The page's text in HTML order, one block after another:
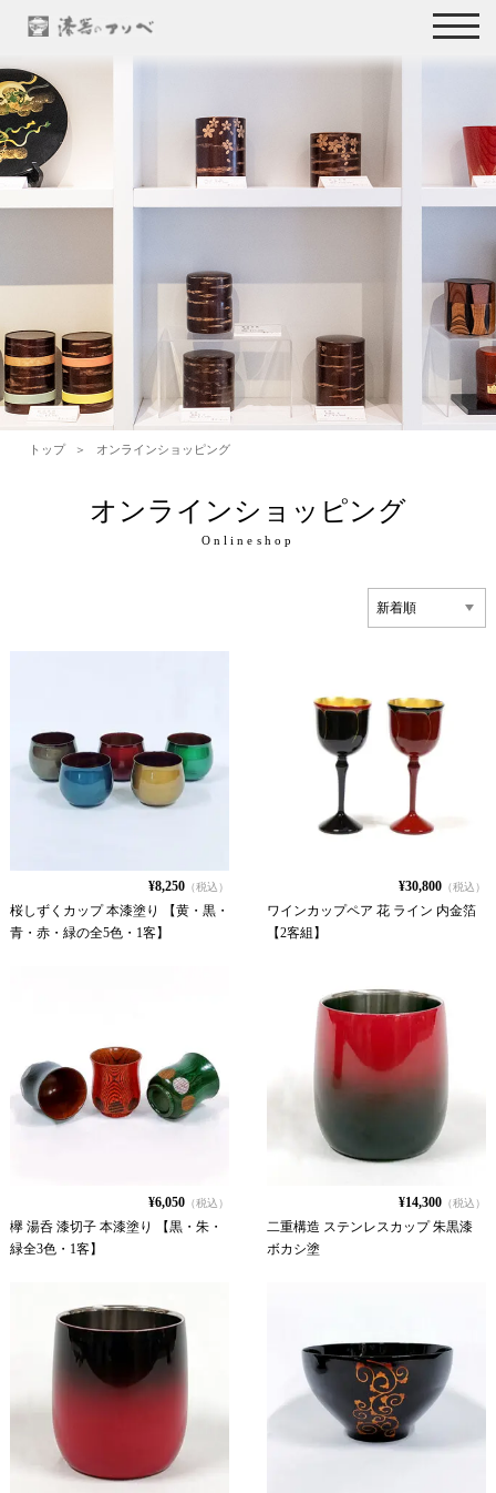
トップ オンラインショッピング
オンラインショッピング
Onlineshop
¥8,250（税込）
桜しずくカップ 本漆塗り 【黄・黒・
青・赤・緑の全5色・1客】
¥30,800 （税込）
ワインカップペア 花 ライン 内金箔
【2客組】
¥6,050（税込）
欅 湯呑 漆切子 本漆塗り 【黒・朱・
緑全3色・1客】
¥14,300 （税込）
二重構造 ステンレスカップ 朱黒漆
ボカシ塗